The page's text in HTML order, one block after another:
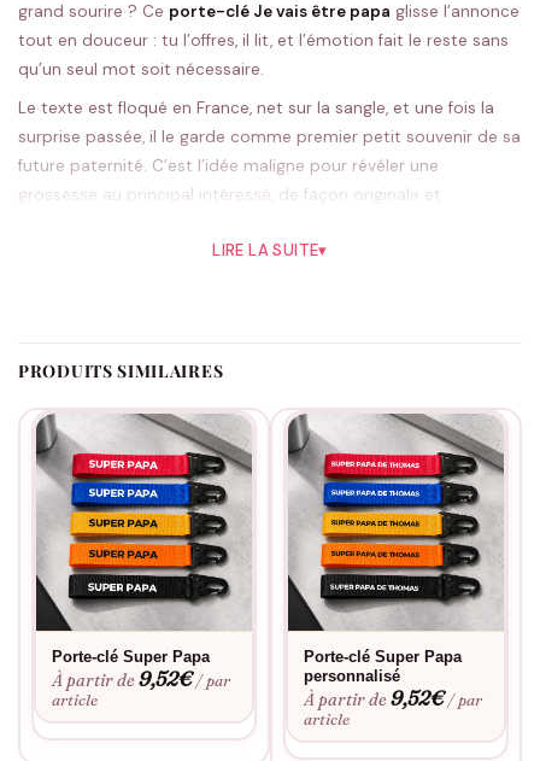
grand sourire ? Ce porte-clé Je vais être papa glisse l’annonce
tout en douceur : tu l’offres, il lit, et l’émotion fait le reste sans
qu’un seul mot soit nécessaire.
Le texte est floqué en France, net sur la sangle, et une fois la
surprise passée, il le garde comme premier petit souvenir de sa
future paternité. C’est l’idée maligne pour révéler une
grossesse au principal intéressé, de façon originale et
Tu le choisis parmi cinq couleurs. Le bleu fait un joli clin d’œil,
surprise bien gardée, c’est le début d’une belle histoire. Et pour
la suite,la collection Papat’accompagnera.
LIRE LA SUITE▾
PRODUITS SIMILAIRES
Porte-clé Super Papa
À partir de9,52€ / par
article
Porte-clé Super Papa
personnalisé
À partir de9,52€ / par
article